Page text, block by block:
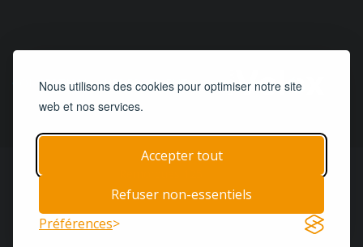
Nous utilisons des cookies pour optimiser notre site
web et nos services.
Accepter tout
Refuser non-essentiels
Préférences
CONCEPTIONetHÉBERGEMENT
© 2019 - 2026 | Tous droits réservés
Accueil Remorques
Pièces & Services